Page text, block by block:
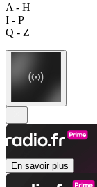
A - H
I - P
Q - Z
En savoir plus